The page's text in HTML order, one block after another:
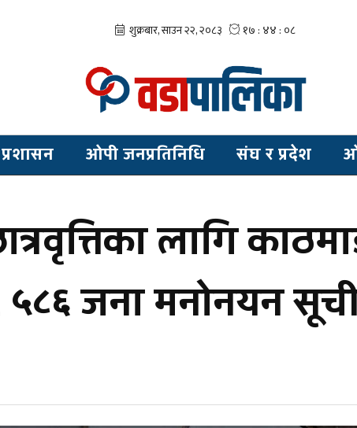
ओपी जनप्रतिनिधि संघ र प्रदेश
लागि
५८६ जना मनोनयन